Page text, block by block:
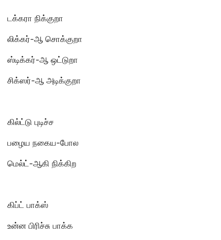
டக்கரா நிக்குறா
லிக்கர்-ஆ சொக்குறா
ஸ்டிக்கர்-ஆ ஒட்டுறா
சிக்ஸர்-ஆ அடிக்குறா
கில்ட்டு புடிச்ச
பழைய நகைய-போல
மெல்ட்-ஆகி நிக்கிற
கிப்ட் பாக்ஸ்
உன்ன பிரிச்சு பாக்க